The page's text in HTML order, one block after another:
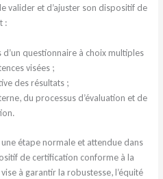
valider et d’ajuster son dispositif de
:
questionnaire à choix multiples
visées ;
des résultats ;
du processus d’évaluation et de
étape normale et attendue dans
de certification conforme à la
à garantir la robustesse, l’équité